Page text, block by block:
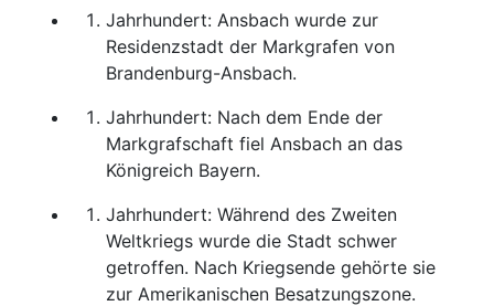
Jahrhundert: Ansbach wurde zur
Residenzstadt der Markgrafen von
Brandenburg-Ansbach.
Jahrhundert: Nach dem Ende der
Markgrafschaft fiel Ansbach an das
Königreich Bayern.
Jahrhundert: Während des Zweiten
Weltkriegs wurde die Stadt schwer
getroffen. Nach Kriegsende gehörte sie
zur Amerikanischen Besatzungszone.